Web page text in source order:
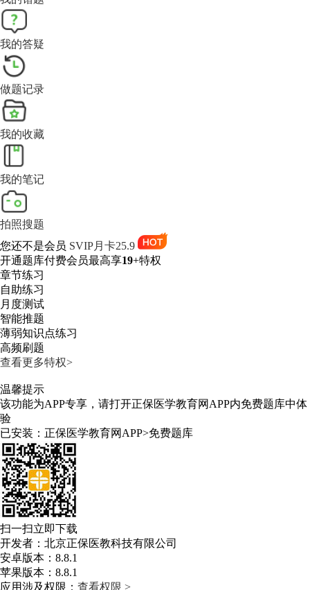
我的答疑
做题记录
我的收藏
我的笔记
拍照搜题
您还不是会员 SVIP月卡25.9
开通题库付费会员最高享19+特权
章节练习
自助练习
月度测试
智能推题
薄弱知识点练习
高频刷题
查看更多特权>
温馨提示
该功能为APP专享，请打开正保医学教育网APP内免费题库中体
验
已安装：正保医学教育网APP>免费题库
扫一扫立即下载
开发者：北京正保医教科技有限公司
安卓版本：8.8.1
苹果版本：8.8.1
应用涉及权限： 查看权限 >